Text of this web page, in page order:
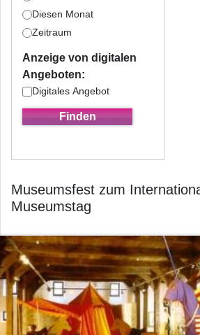
Diesen Monat
Zeitraum
Anzeige von digitalen
Angeboten:
Digitales Angebot
Museumsfest zum
Museumstag